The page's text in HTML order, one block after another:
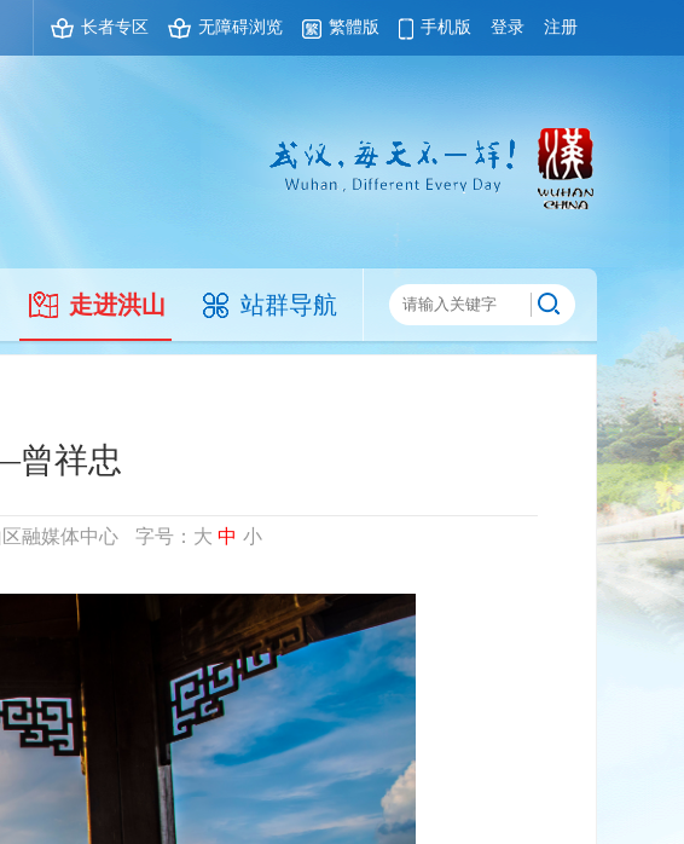
长者专区 无障碍浏览 繁體版 手机版 登录 注册
走进洪山 站群导航
曾祥忠
融媒体中心 字号： 大 中 小